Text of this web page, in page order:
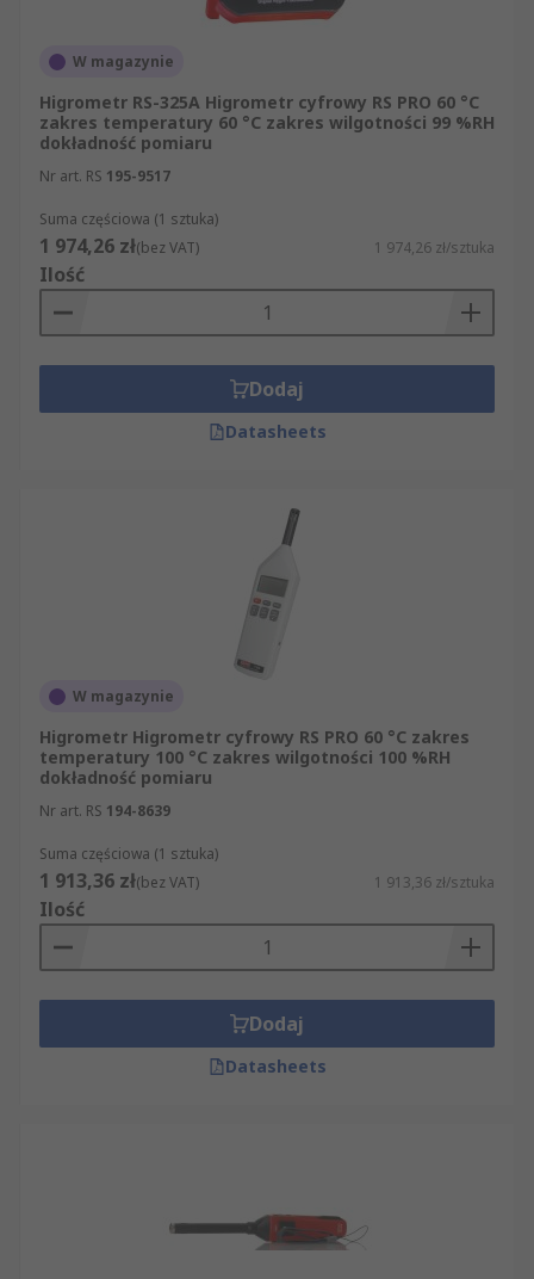
W magazynie
Higrometr RS-325A Higrometr cyfrowy RS PRO 60 °C
zakres temperatury 60 °C zakres wilgotności 99 %RH
dokładność pomiaru
Nr art. RS 195-9517
Suma częściowa (1 sztuka)
1 974,26 zł(bez VAT) 1 974,26 zł/sztuka
Ilość
Dodaj
Datasheets
W magazynie
Higrometr Higrometr cyfrowy RS PRO 60 °C zakres
temperatury 100 °C zakres wilgotności 100 %RH
dokładność pomiaru
Nr art. RS 194-8639
Suma częściowa (1 sztuka)
1 913,36 zł(bez VAT) 1 913,36 zł/sztuka
Ilość
Dodaj
Datasheets